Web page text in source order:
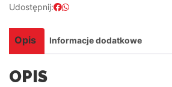
Udostępnij:
Opis Informacje dodatkowe
OPIS